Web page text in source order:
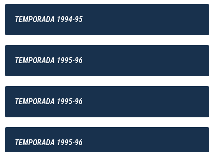
TEMPORADA 1994-95
TEMPORADA 1995-96
TEMPORADA 1995-96
TEMPORADA 1995-96